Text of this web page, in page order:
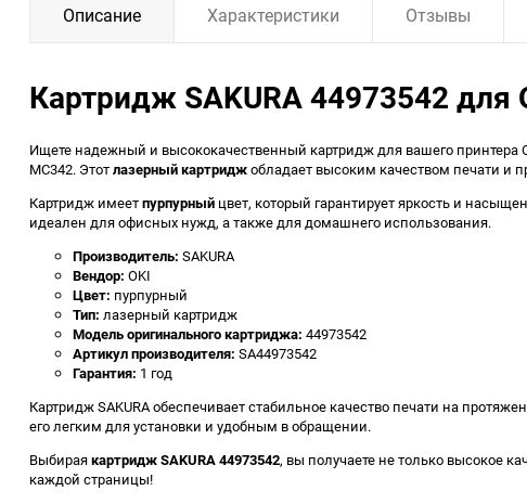
Описание Характеристики Отзывы
Картридж SAKURA 44973542 для
Ищете надежный и высококачественный картридж для вашего принтера
MC342. Этотлазерный картриджобладает высоким качеством печати и
Картридж имеетпурпурный цвет, который гарантирует яркость и
идеален для офисных нужд, а также для домашнего использования.
Производитель: SAKURA
Вендор: OKI
Цвет: пурпурный
Тип: лазерный картридж
Модель оригинального картриджа: 44973542
Артикул производителя: SA44973542
Гарантия: 1 год
Картридж SAKURA обеспечивает стабильное качество печати на
его легким для установки и удобным в обращении.
Выбираякартридж SAKURA 44973542, вы получаете не только высокое
каждой страницы!